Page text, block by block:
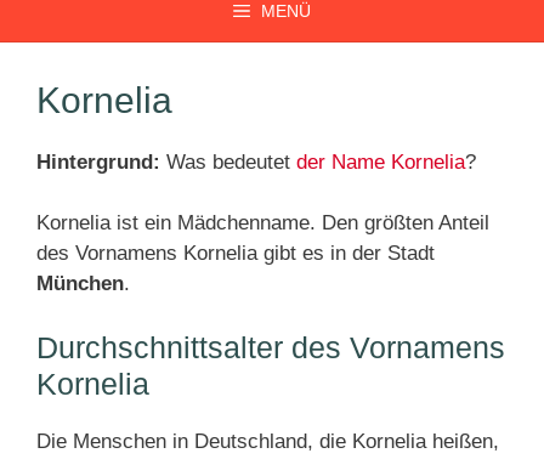
MENÜ
Kornelia
Hintergrund: Was bedeutet der Name Kornelia?
Kornelia ist ein Mädchenname. Den größten Anteil
des Vornamens Kornelia gibt es in der Stadt
München.
Durchschnittsalter des Vornamens
Kornelia
Die Menschen in Deutschland, die Kornelia heißen,